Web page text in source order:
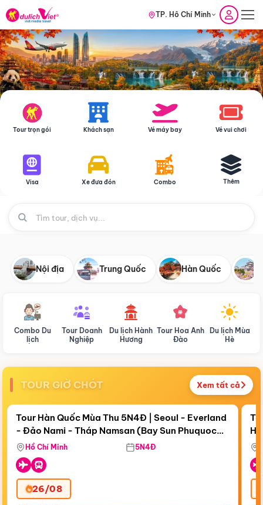
TP. Hồ Chí Minh
Tour trọn gói Khách sạn Vé máy bay Vé vui chơi
Visa Xe đưa đón Combo Thêm
Nội địa Trung Quốc Hàn Quốc
Combo Du
lịch
Tour Doanh
Nghiệp
Du lịch Hành
Hương
Tour Hoa Anh
Đào
Du lịch Mùa
Hè
TOUR GIỜ CHÓT Xem tất cả
Còn18 ngày 10:07:37
Bay Sun Phuquoc Airways
Điểm nổi bật
Tour Hàn Quốc Mùa Thu 5N4Đ | Seoul - Everland
- Đảo Nami - Tháp Namsan (Bay Sun Phuquoc
Airways)
Hồ Chí Minh 5N4Đ
26/08